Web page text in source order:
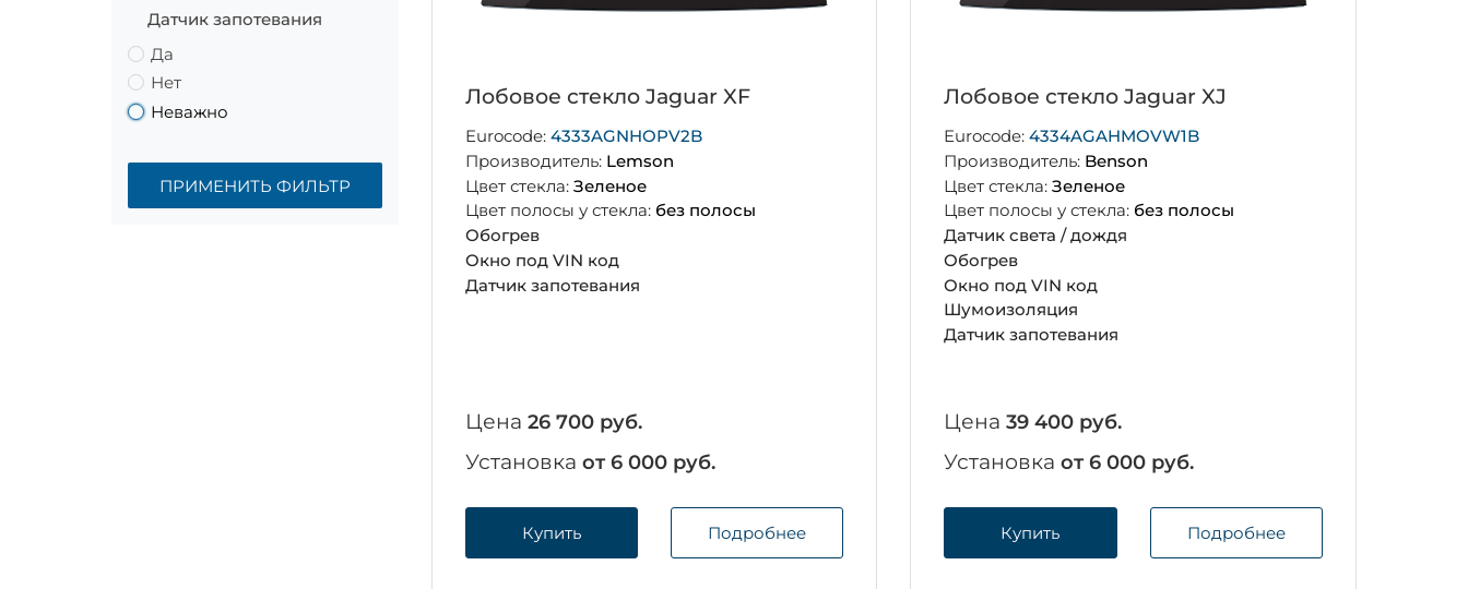
Датчик запотевания
Да
Нет
Неважно
ПРИМЕНИТЬ ФИЛЬТР
Лобовое стекло Jaguar XF
Eurocode: 4333AGNHOPV2B
Производитель: Lemson
Цвет стекла: Зеленое
Цвет полосы у стекла: без полосы
Обогрев
Окно под VIN код
Датчик запотевания
Цена 26 700 руб.
Установка от 6 000 руб.
Купить Подробнее
Лобовое стекло Jaguar XJ
Eurocode:4334AGAHMOVW1B
Производитель: Benson
Цвет стекла:Зеленое
Цвет полосы у стекла: без полосы
Датчик света / дождя
Обогрев
Окно под VIN код
Шумоизоляция
Датчик запотевания
Цена39 400 руб.
Установкаот 6 000 руб.
Купить Подробнее